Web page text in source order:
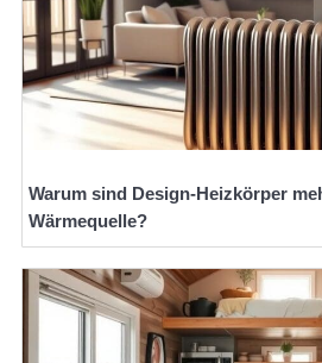
Warum sind Design-Heizkörper
Wärmequelle?